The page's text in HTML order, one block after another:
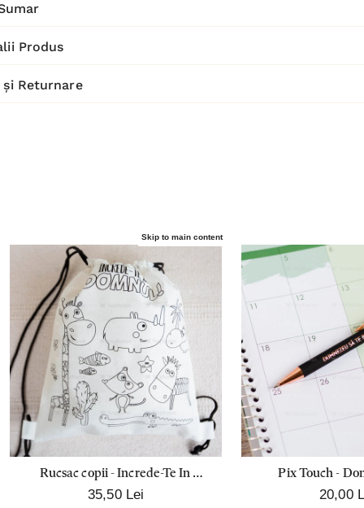
Skip to main content
Produs
Returnare
Rucsac copii - Increde-Te In
Domnul (Contine culori speciale
35,50 Lei
Pix Touch -
binecuvânteze
20,00